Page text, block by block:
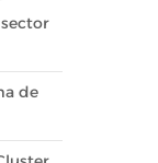
de